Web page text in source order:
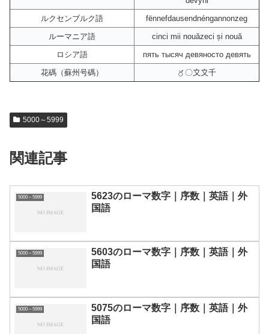
ルクセンブルク語
fënnefdausendnéngannonzeg
ルーマニア語
cinci mii nouăzeci și nouă
ロシア語
пять тысяч девяносто девять
花碼（蘇州号碼）
〥〇〩〩千
5000～5999
関連記事
5000～5999
5623のローマ数字｜序数｜英語｜外
国語
5000～5999
5603のローマ数字｜序数｜英語｜外
国語
5000～5999
5075のローマ数字｜序数｜英語｜外
国語